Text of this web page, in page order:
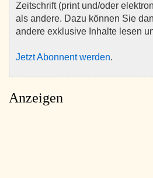
Zeitschrift (print und/oder
als andere. Dazu können Sie
andere exklusive Inhalte lesen
Jetzt Abonnent werden.
Anzeigen